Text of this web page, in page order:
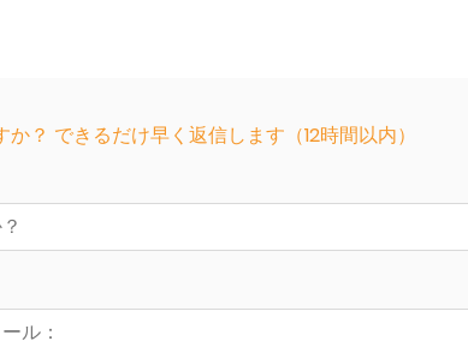
？ できるだけ早く返信します（12時間以内）